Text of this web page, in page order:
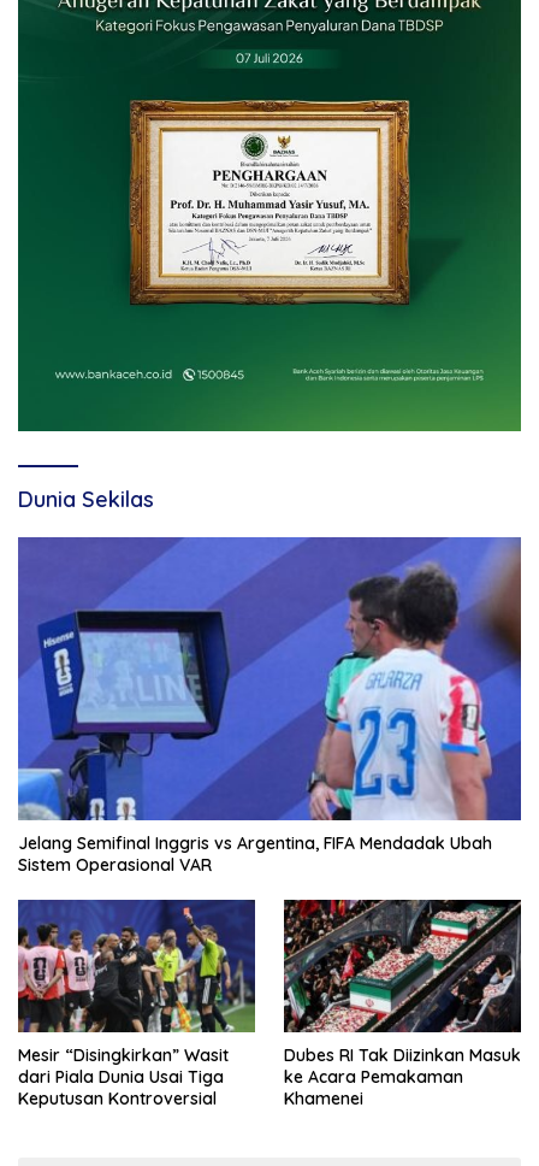
Dunia Sekilas
Jelang Semifinal Inggris vs Argentina, FIFA Mendadak Ubah
Sistem Operasional VAR
Mesir “Disingkirkan” Wasit
dari Piala Dunia Usai Tiga
Keputusan Kontroversial
Dubes RI Tak Diizinkan Masuk
ke Acara Pemakaman
Khamenei